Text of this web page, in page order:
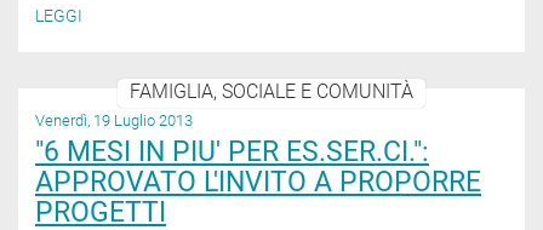
LEGGI
FAMIGLIA, SOCIALE E COMUNITÀ
Venerdì, 19 Luglio 2013
"6 MESI IN PIU' PER ES.SER.CI.":
APPROVATO L'INVITO A PROPORRE
PROGETTI